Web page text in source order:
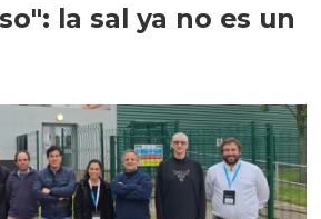
la sal ya no es un